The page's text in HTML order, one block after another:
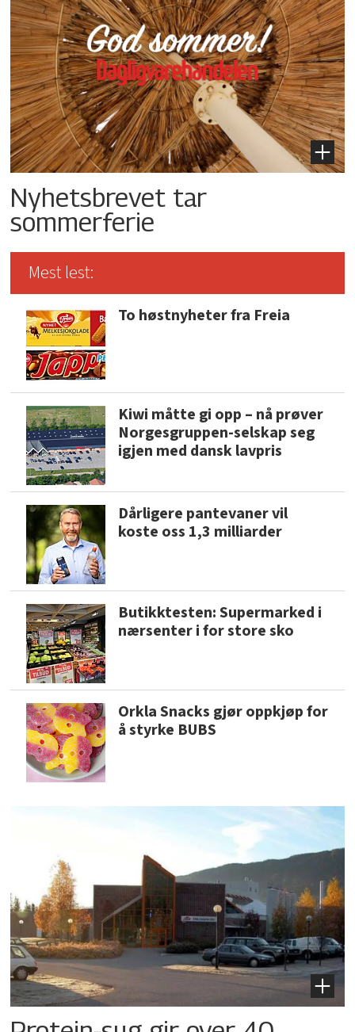
Nyhetsbrevet tar
sommerferie
Mest lest:
To høstnyheter fra Freia
Kiwi måtte gi opp – nå prøver
Norgesgruppen-selskap seg
igjen med dansk lavpris
Dårligere pantevaner vil
koste oss 1,3 milliarder
Butikktesten: Supermarked i
nærsenter i for store sko
Orkla Snacks gjør oppkjøp for
å styrke BUBS